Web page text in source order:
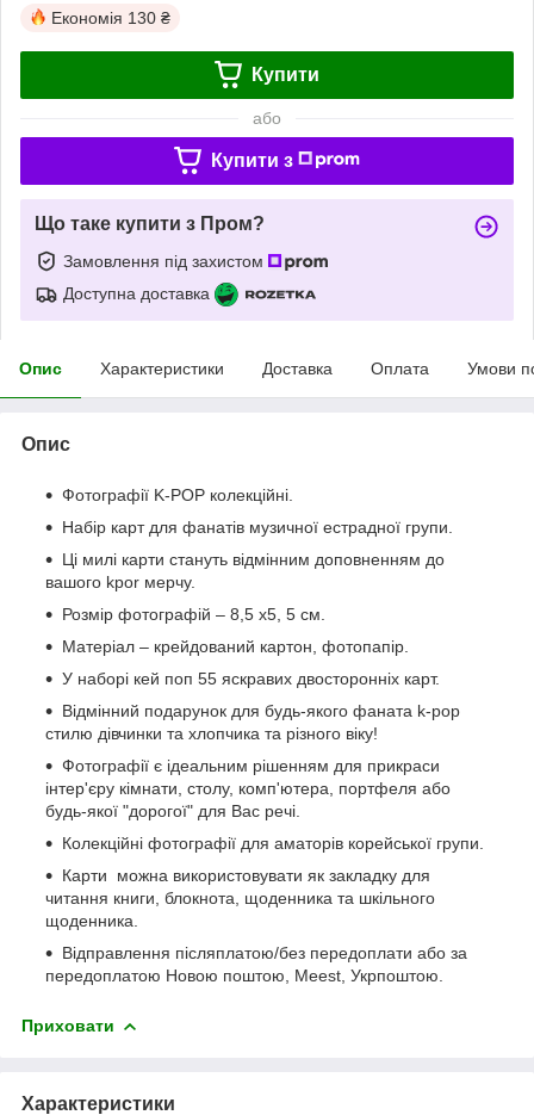
Економія 130 ₴
Купити
або
Купити з
Що таке купити з Пром?
Замовлення під захистом
Доступна доставка
Опис Характеристики Доставка Оплата Умови
Опис
Фотографії K-POP колекційні.
Набір карт для фанатів музичної естрадної групи.
Ці милі карти стануть відмінним доповненням до
вашого kpor мерчу.
Розмір фотографій – 8,5 х5, 5 см.
Матеріал – крейдований картон, фотопапір.
У наборі кей поп 55 яскравих двосторонніх карт.
Відмінний подарунок для будь-якого фаната k-pop
стилю дівчинки та хлопчика та різного віку!
Фотографії є ідеальним рішенням для прикраси
інтер'єру кімнати, столу, комп'ютера, портфеля або
будь-якої "дорогої" для Вас речі.
Колекційні фотографії для аматорів корейської групи.
Карти можна використовувати як закладку для
читання книги, блокнота, щоденника та шкільного
щоденника.
Відправлення післяплатою/без передоплати або за
передоплатою Новою поштою, Meest, Укрпоштою.
Приховати
Характеристики